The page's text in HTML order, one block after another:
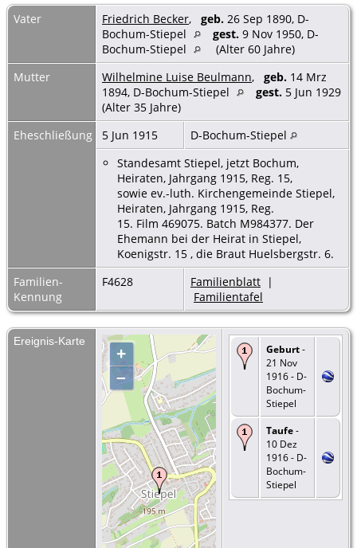
Vater Friedrich Becker, geb. 26 Sep 1890, D-
Bochum-Stiepel
gest. 9 Nov 1950, D-
Bochum-Stiepel
(Alter 60 Jahre)
Mutter
Wilhelmine Luise Beulmann, geb. 14 Mrz
1894, D-Bochum-Stiepel
gest. 5 Jun 1929
(Alter 35 Jahre)
Eheschließung
5 Jun 1915
D-Bochum-Stiepel
Standesamt Stiepel, jetzt Bochum,
Heiraten, Jahrgang 1915, Reg. 15,
sowie ev.-luth. Kirchengemeinde Stiepel,
Heiraten, Jahrgang 1915, Reg.
15. Film 469075. Batch M984377. Der
Ehemann bei der Heirat in Stiepel,
Koenigstr. 15 , die Braut Huelsbergstr. 6.
Familien-
Kennung
F4628 Familienblatt |
Familientafel
Ereignis-Karte
+
–
Geburt-
21 Nov
1916 - D-
Bochum-
Stiepel
Taufe-
10 Dez
1916 - D-
Bochum-
Stiepel